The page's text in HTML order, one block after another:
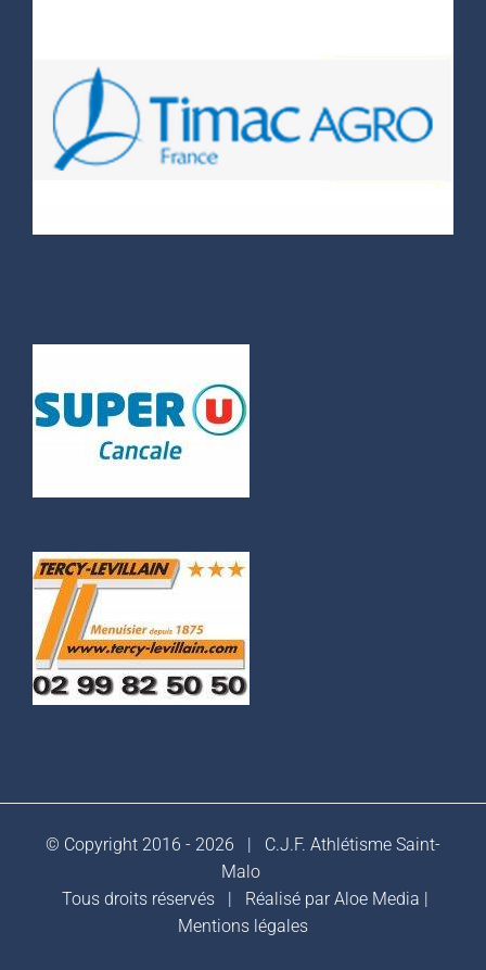
© Copyright 2016 - 2026 | C.J.F. Athlétisme Saint-
Malo
Tous droits réservés | Réalisé parAloe Media |
Mentions légales